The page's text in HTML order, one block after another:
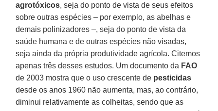
agrotóxicos, seja do ponto de vista de seus efeitos
sobre outras espécies – por exemplo, as abelhas e
demais polinizadores –, seja do ponto de vista da
saúde humana e de outras espécies não visadas,
seja ainda da própria produtividade agrícola. Citemos
apenas três desses estudos. Um documento da FAO
de 2003 mostra que o uso crescente de pesticidas
desde os anos 1960 não aumenta, mas, ao contrário,
diminui relativamente as colheitas, sendo que as